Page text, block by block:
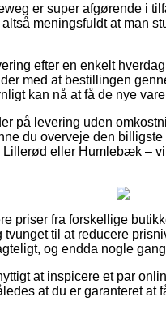
er super afgørende i
meningsfuldt at man
efter en enkelt
med at bestillingen
kan nå at få de nye
på levering uden
du overveje den
eller Humlebæk –
priser fra forskellige
til at reducere
og endda nogle
at inspicere et par
at du er garanteret at